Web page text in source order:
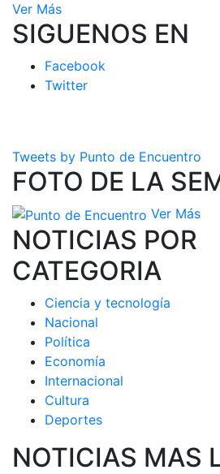
Ver Más
SIGUENOS EN
Facebook
Twitter
Tweets by Punto de Encuentro
FOTO DE LA
Ver Más
NOTICIAS POR
CATEGORIA
Ciencia y tecnología
Nacional
Política
Economía
Internacional
Cultura
Deportes
NOTICIAS MAS